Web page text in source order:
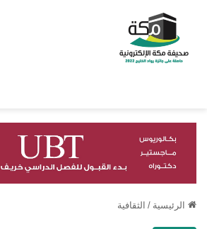
الرئيسية / الثقافية